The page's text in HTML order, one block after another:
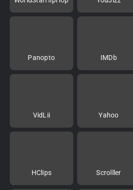
Panopto IMDb
VidLii Yahoo
HClips Scrolller